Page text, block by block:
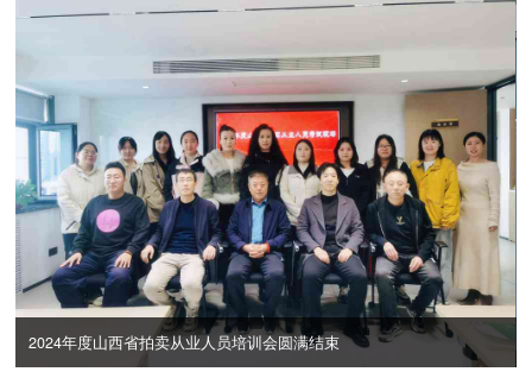
互学互鉴强自律 携手共进促规范